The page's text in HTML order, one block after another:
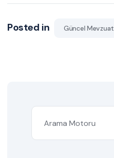
Posted in Güncel Mevzuat